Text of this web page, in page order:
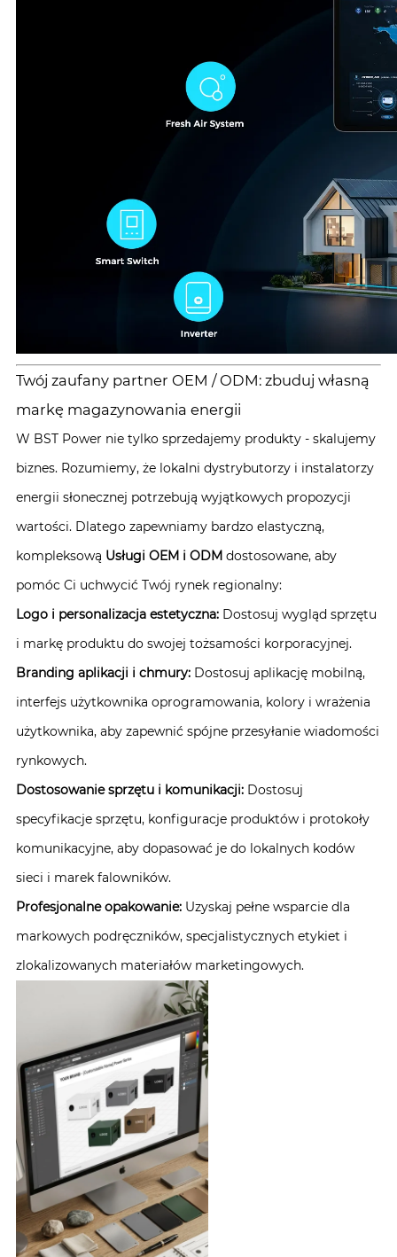
Twój zaufany partner OEM / ODM: zbuduj własną
markę magazynowania energii
W BST Power nie tylko sprzedajemy produkty - skalujemy
biznes. Rozumiemy, że lokalni dystrybutorzy i instalatorzy
energii słonecznej potrzebują wyjątkowych propozycji
wartości. Dlatego zapewniamy bardzo elastyczną,
kompleksową Usługi OEM i ODM dostosowane, aby
pomóc Ci uchwycić Twój rynek regionalny:
Logo i personalizacja estetyczna: Dostosuj wygląd sprzętu
i markę produktu do swojej tożsamości korporacyjnej.
Branding aplikacji i chmury: Dostosuj aplikację mobilną,
interfejs użytkownika oprogramowania, kolory i wrażenia
użytkownika, aby zapewnić spójne przesyłanie wiadomości
rynkowych.
Dostosowanie sprzętu i komunikacji: Dostosuj
specyfikacje sprzętu, konfiguracje produktów i protokoły
komunikacyjne, aby dopasować je do lokalnych kodów
sieci i marek falowników.
Profesjonalne opakowanie: Uzyskaj pełne wsparcie dla
markowych podręczników, specjalistycznych etykiet i
zlokalizowanych materiałów marketingowych.